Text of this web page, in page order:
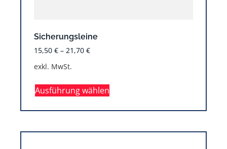
Sicherungsleine
15,50 € – 21,70 €
exkl. MwSt.
Ausführung wählen